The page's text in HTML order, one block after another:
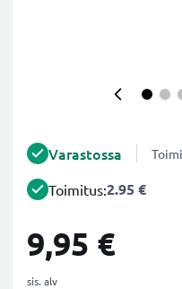
Varastossa
Toimitus:2.95 €
9,95 €
sis. alv